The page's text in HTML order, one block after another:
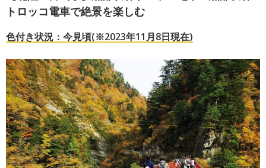
トロッコ電車で絶景を楽しむ
色付き状況：今見頃(※2023年11月8日現在)